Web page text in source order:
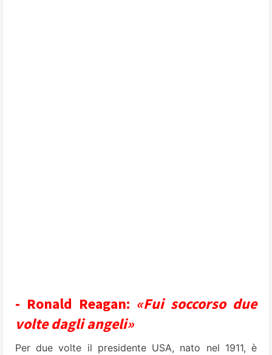
- Ronald Reagan: «Fui soccorso due
volte dagli angeli»
Per due volte il presidente USA, nato nel 1911, è